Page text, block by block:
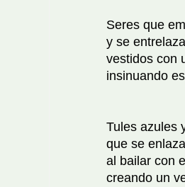
Seres que
y se entrelazan
vestidos con un
insinuando ese
Tules azules y
que se enlazan
al bailar con el
creando un